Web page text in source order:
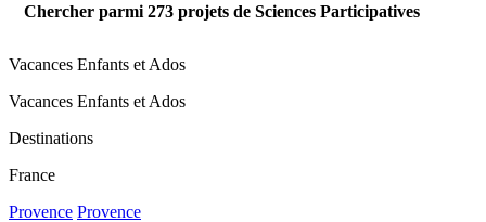
Chercher parmi 273 projets de Sciences Participatives
Vacances Enfants et Ados
Vacances Enfants et Ados
Destinations
France
Provence Provence